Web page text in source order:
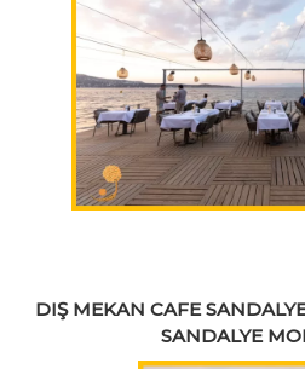
DIŞ MEKAN CAFE
SANDALYE